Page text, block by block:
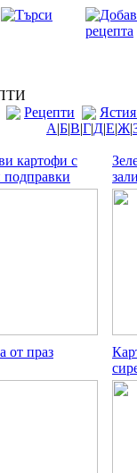
Рецепти
А|Б|В|Г|Д|Е|Ж|
картофи с
от праз